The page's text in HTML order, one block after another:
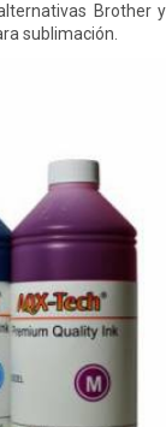
Brother y
sublimación.